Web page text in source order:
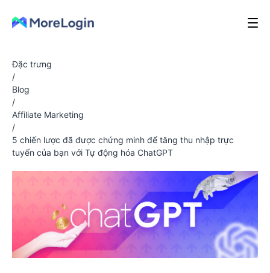
Đặc trưng
/
Blog
/
Affiliate Marketing
/
5 chiến lược đã được chứng minh để tăng thu nhập trực
tuyến của bạn với Tự động hóa ChatGPT